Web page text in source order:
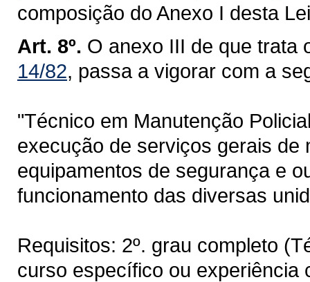
composição do Anexo I desta
Art. 8º. O anexo III de que trata
14/82, passa a vigorar com a
"Técnico em Manutenção
execução de serviços gerais
equipamentos de segurança e
funcionamento das diversas
Requisitos: 2º. grau completo
curso específico ou experiência